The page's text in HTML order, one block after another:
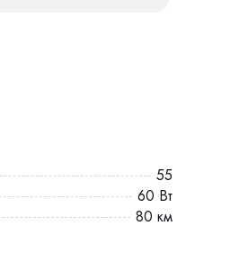
55
60 Вт
80 км